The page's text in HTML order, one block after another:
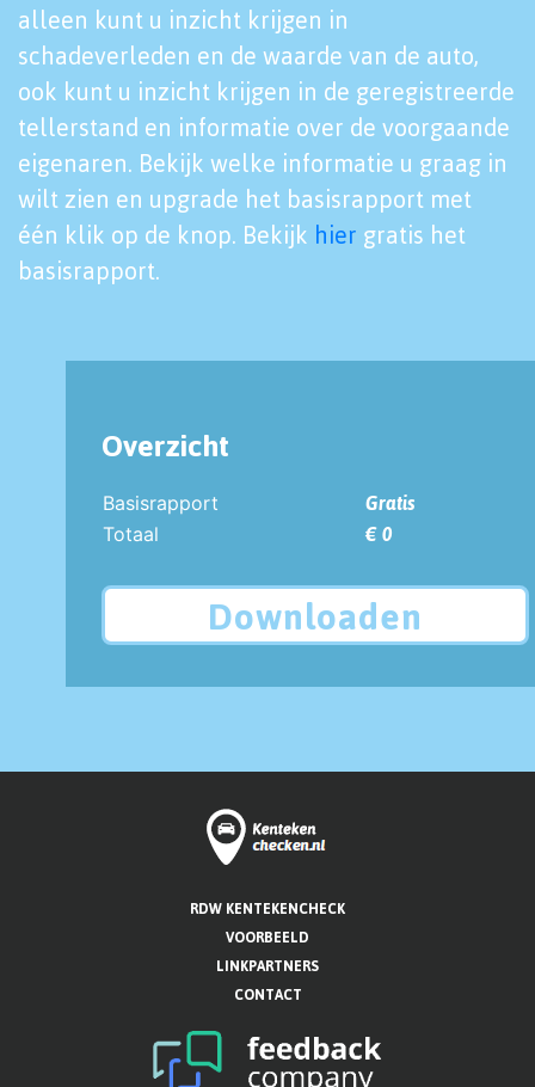
alleen kunt u inzicht krijgen in
schadeverleden en de waarde van de auto,
ook kunt u inzicht krijgen in de geregistreerde
tellerstand en informatie over de voorgaande
eigenaren. Bekijk welke informatie u graag in
wilt zien en upgrade het basisrapport met
één klik op de knop. Bekijk hier gratis het
basisrapport.
Overzicht
Basisrapport
Gratis
Totaal
€ 0
Downloaden
RDW KENTEKENCHECK
VOORBEELD
LINKPARTNERS
CONTACT